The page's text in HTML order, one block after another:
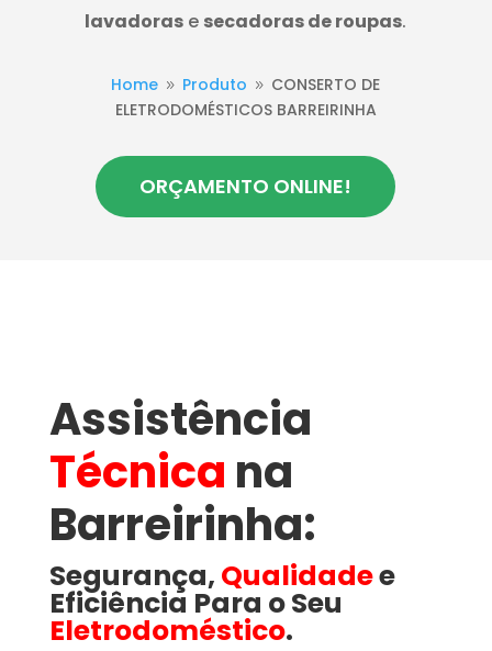
lavadoras e secadoras de roupas.
Home 9 Produto 9 CONSERTO DE
ELETRODOMÉSTICOS BARREIRINHA
ORÇAMENTO ONLINE!
Assistência
Técnica na
Barreirinha​:
Segurança, Qualidadee
Eficiência Para o Seu
Eletrodoméstico.